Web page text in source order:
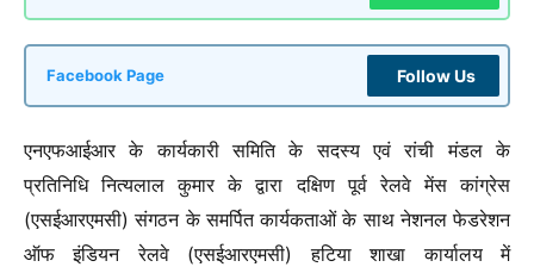
Facebook Page Follow Us
एनएफआईआर के कार्यकारी समिति के सदस्य एवं रांची मंडल के
प्रतिनिधि नित्यलाल कुमार के द्वारा दक्षिण पूर्व रेलवे मेंस कांग्रेस
(एसईआरएमसी) संगठन के समर्पित कार्यकताओं के साथ नेशनल फेडरेशन
ऑफ इंडियन रेलवे (एसईआरएमसी) हटिया शाखा कार्यालय में